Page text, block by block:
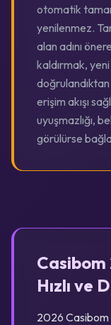
otomatik
yenilenmez.
alan adını
kaldırmak,
erişim akışı
uyuşmazlığı,
görülürse
Hızlı ve
2026 Casibom